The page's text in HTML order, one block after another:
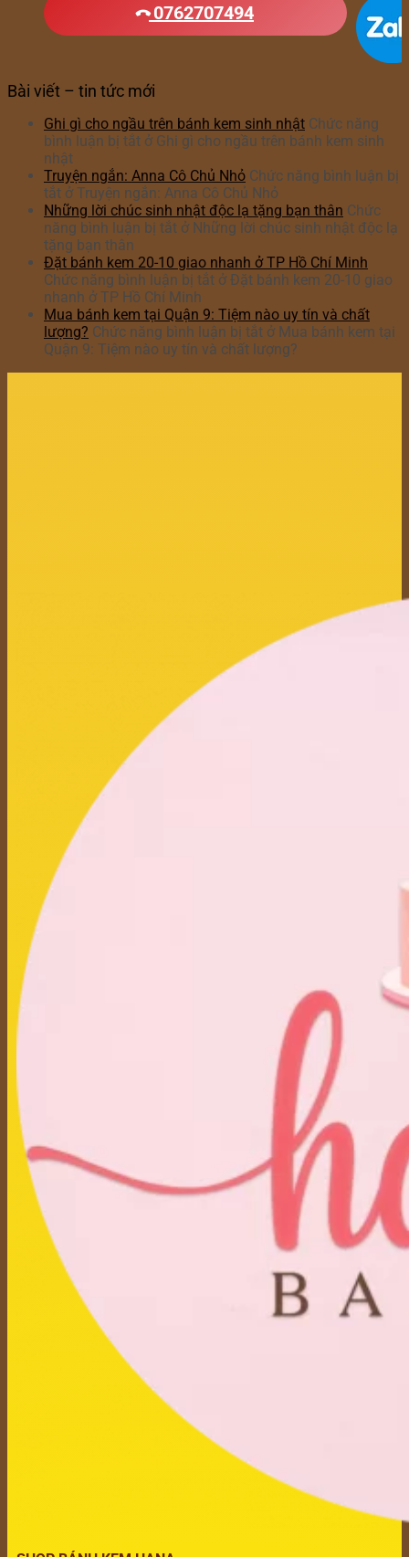
0762707494
Bài viết – tin tức mới
Ghi gì cho ngầu trên bánh kem sinh nhật Chức năng
bình luận bị tắt ở Ghi gì cho ngầu trên bánh kem sinh
nhật
Truyện ngắn: Anna Cô Chủ Nhỏ Chức năng bình luận bị
tắt ở Truyện ngắn: Anna Cô Chủ Nhỏ
Những lời chúc sinh nhật độc lạ tặng bạn thân Chức
năng bình luận bị tắt ở Những lời chúc sinh nhật độc lạ
tặng bạn thân
Đặt bánh kem 20-10 giao nhanh ở TP Hồ Chí Minh
Chức năng bình luận bị tắt ở Đặt bánh kem 20-10 giao
nhanh ở TP Hồ Chí Minh
Mua bánh kem tại Quận 9: Tiệm nào uy tín và chất
lượng? Chức năng bình luận bị tắt ở Mua bánh kem tại
Quận 9: Tiệm nào uy tín và chất lượng?